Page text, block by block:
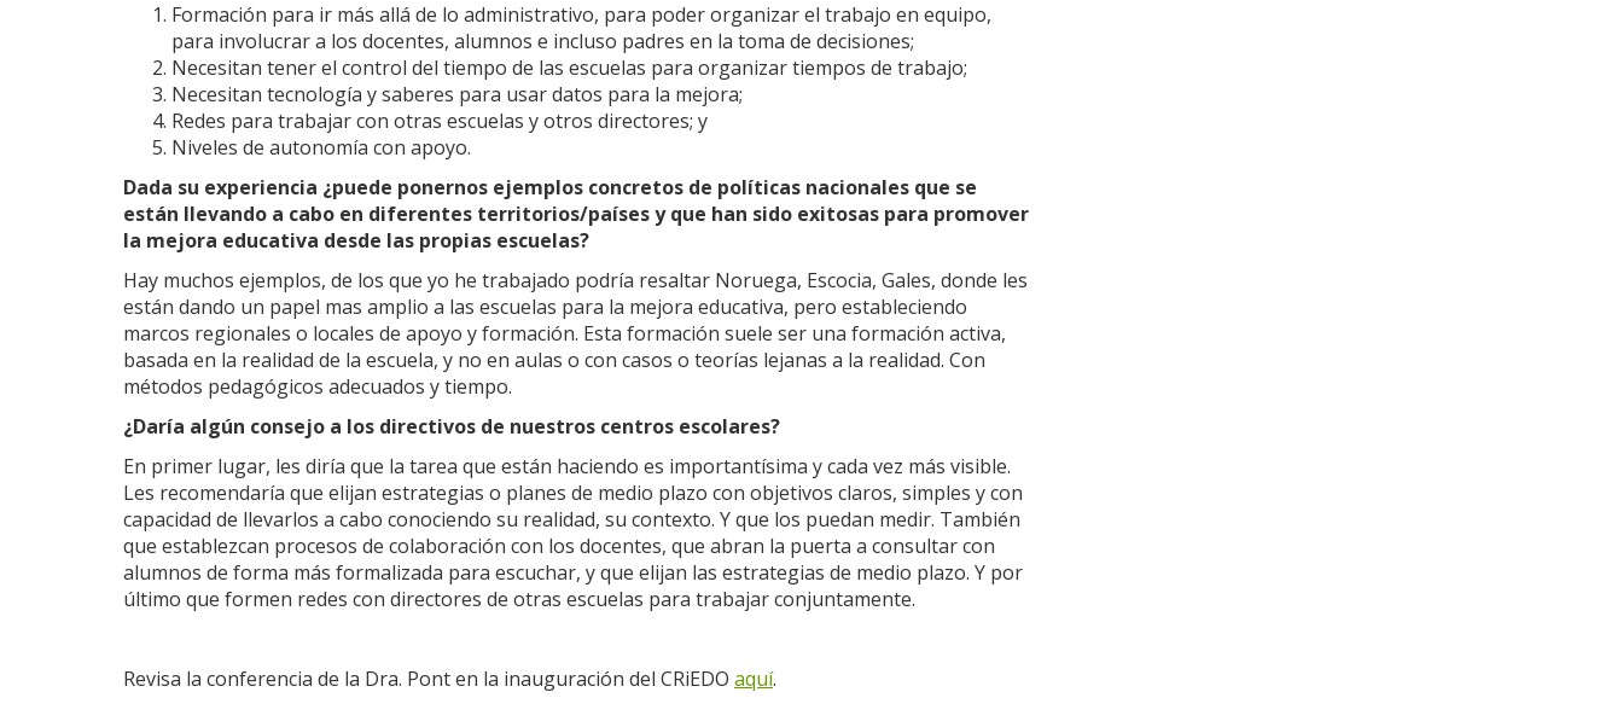
Formación para ir más allá de lo administrativo, para poder organizar el trabajo en equipo,
para involucrar a los docentes, alumnos e incluso padres en la toma de decisiones;
Necesitan tener el control del tiempo de las escuelas para organizar tiempos de trabajo;
Necesitan tecnología y saberes para usar datos para la mejora;
Redes para trabajar con otras escuelas y otros directores; y
Niveles de autonomía con apoyo.
Dada su experiencia ¿puede ponernos ejemplos concretos de políticas nacionales que se
están llevando a cabo en diferentes territorios/países y que han sido exitosas para promover
la mejora educativa desde las propias escuelas?
Hay muchos ejemplos, de los que yo he trabajado podría resaltar Noruega, Escocia, Gales, donde les
están dando un papel mas amplio a las escuelas para la mejora educativa, pero estableciendo
marcos regionales o locales de apoyo y formación. Esta formación suele ser una formación activa,
basada en la realidad de la escuela, y no en aulas o con casos o teorías lejanas a la realidad. Con
métodos pedagógicos adecuados y tiempo.
¿Daría algún consejo a los directivos de nuestros centros escolares?
En primer lugar, les diría que la tarea que están haciendo es importantísima y cada vez más visible.
Les recomendaría que elijan estrategias o planes de medio plazo con objetivos claros, simples y con
capacidad de llevarlos a cabo conociendo su realidad, su contexto. Y que los puedan medir. También
que establezcan procesos de colaboración con los docentes, que abran la puerta a consultar con
alumnos de forma más formalizada para escuchar, y que elijan las estrategias de medio plazo. Y por
último que formen redes con directores de otras escuelas para trabajar conjuntamente.
Revisa la conferencia de la Dra. Pont en la inauguración del CRiEDO aquí.